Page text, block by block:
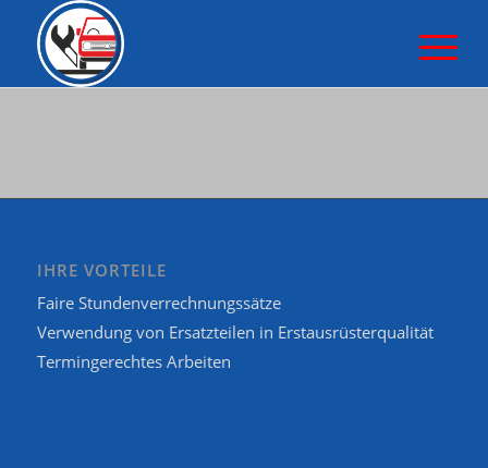
IHRE VORTEILE
Faire Stundenverrechnungssätze
Verwendung von Ersatzteilen in Erstausrüsterqualität
Termingerechtes Arbeiten